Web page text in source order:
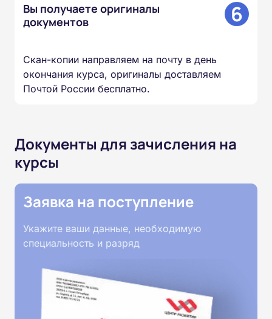
Вы получаете оригиналы
документов
6
Скан-копии направляем на почту в день
окончания курса, оригиналы доставляем
Почтой России бесплатно.
Документы для зачисления на
курсы
Заявка на поступление
Укажите ваши данные, необходимую
специальность и разряд